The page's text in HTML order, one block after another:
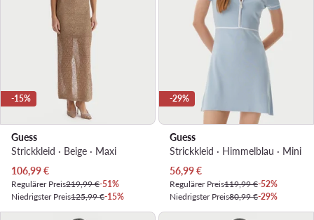
-15%
Guess
Strickkleid · Beige · Maxi
Aktueller Preis
106,99€
Regulärer Preis219,99 €-51%
Niedrigster Preis125,99 €-15%
-29%
Guess
Strickkleid · Himmelblau · Mini
Aktueller Preis
56,99€
Regulärer Preis119,99 €-52%
Niedrigster Preis80,99 €-29%